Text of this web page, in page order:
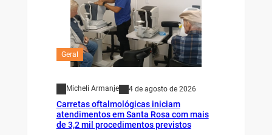
Geral
Micheli Armanje 4 de agosto de 2026
Carretas oftalmológicas iniciam
atendimentos em Santa Rosa com mais
de 3,2 mil procedimentos previstos